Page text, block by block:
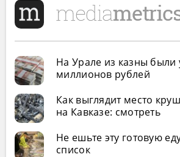
На Урале из казны были
миллионов рублей
Как выглядит место
на Кавказе: смотреть
Не ешьте эту готовую
список